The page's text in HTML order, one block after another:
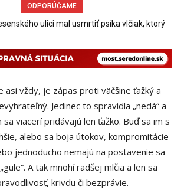
ODPORÚČAME
ulici mal usmrtiť psíka vlčiak, ktorý
asi vždy, je zápas proti väčšine ťažký a
Jedinec to spravidla „nedá“ a
sa viacerí pridávajú len ťažko. Buď sa im s
alebo sa boja útokov, kompromitácie
jednoducho nemajú na postavenie sa
A tak mnohí radšej mlčia a len sa
krivdu či bezprávie.